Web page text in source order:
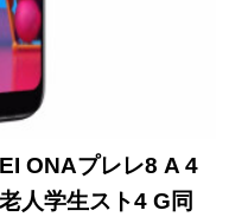
ONAプレレ8 A 4
人学生スト4 G同